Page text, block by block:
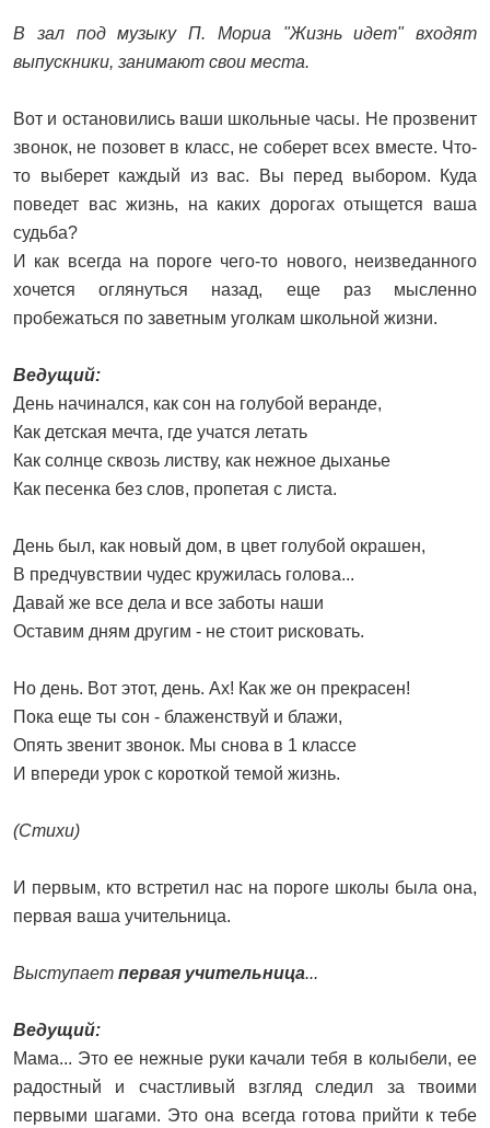
В зал под музыку П. Мориа "Жизнь идет" входят
выпускники, занимают свои места.
Вот и остановились ваши школьные часы. Не прозвенит
звонок, не позовет в класс, не соберет всех вместе. Что-
то выберет каждый из вас. Вы перед выбором. Куда
поведет вас жизнь, на каких дорогах отыщется ваша
судьба?
И как всегда на пороге чего-то нового, неизведанного
хочется оглянуться назад, еще раз мысленно
пробежаться по заветным уголкам школьной жизни.
Ведущий:
День начинался, как сон на голубой веранде,
Как детская мечта, где учатся летать
Как солнце сквозь листву, как нежное дыханье
Как песенка без слов, пропетая с листа.
День был, как новый дом, в цвет голубой окрашен,
В предчувствии чудес кружилась голова...
Давай же все дела и все заботы наши
Оставим дням другим - не стоит рисковать.
Но день. Вот этот, день. Ах! Как же он прекрасен!
Пока еще ты сон - блаженствуй и блажи,
Опять звенит звонок. Мы снова в 1 классе
И впереди урок с короткой темой жизнь.
(Стихи)
И первым, кто встретил нас на пороге школы была она,
первая ваша учительница.
Выступает первая учительница...
Ведущий:
Мама... Это ее нежные руки качали тебя в колыбели, ее
радостный и счастливый взгляд следил за твоими
первыми шагами. Это она всегда готова прийти к тебе